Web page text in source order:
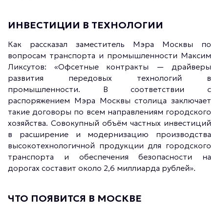
ИНВЕСТИЦИИ В ТЕХНОЛОГИИ
Как рассказал заместитель Мэра Москвы по
вопросам транспорта и промышленности Максим
Ликсутов: «Офсетные контракты — драйверы
развития передовых технологий в
промышленности. В соответствии с
распоряжением Мэра Москвы столица заключает
такие договоры по всем направлениям городского
хозяйства. Совокупный объём частных инвестиций
в расширение и модернизацию производства
высокотехнологичной продукции для городского
транспорта и обеспечения безопасности на
дорогах составит около 2,6 миллиарда рублей».
ЧТО ПОЯВИТСЯ В МОСКВЕ